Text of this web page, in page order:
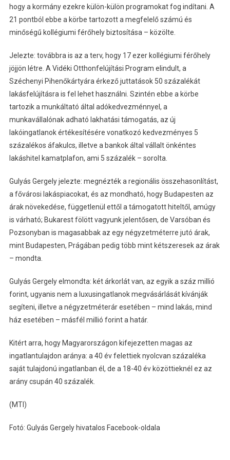
hogy a kormány ezekre külön-külön programokat fog indítani. A
21 pontból ebbe a körbe tartozott a megfelelő számú és
minőségű kollégiumi férőhely biztosítása – közölte.
Jelezte: továbbra is az a terv, hogy 17 ezer kollégiumi férőhely
jöjjön létre. A Vidéki Otthonfelújítási Program elindult, a
Széchenyi Pihenőkártyára érkező juttatások 50 százalékát
lakásfelújításra is fel lehet használni. Szintén ebbe a körbe
tartozik a munkáltató által adókedvezménnyel, a
munkavállalónak adható lakhatási támogatás, az új
lakóingatlanok értékesítésére vonatkozó kedvezményes 5
százalékos áfakulcs, illetve a bankok által vállalt önkéntes
lakáshitel kamatplafon, ami 5 százalék – sorolta.
Gulyás Gergely jelezte: megnézték a regionális összehasonlítást,
a fővárosi lakáspiacokat, és az mondható, hogy Budapesten az
árak növekedése, függetlenül ettől a támogatott hiteltől, amúgy
is várható; Bukarest fölött vagyunk jelentősen, de Varsóban és
Pozsonyban is magasabbak az egy négyzetméterre jutó árak,
mint Budapesten, Prágában pedig több mint kétszeresek az árak
– mondta.
Gulyás Gergely elmondta: két árkorlát van, az egyik a száz millió
forint, ugyanis nem a luxusingatlanok megvásárlását kívánják
segíteni, illetve a négyzetméterár esetében – mind lakás, mind
ház esetében – másfél millió forint a határ.
Kitért arra, hogy Magyarországon kifejezetten magas az
ingatlantulajdon aránya: a 40 év felettiek nyolcvan százaléka
saját tulajdonú ingatlanban él, de a 18-40 év közöttieknél ez az
arány csupán 40 százalék.
(MTI)
Fotó: Gulyás Gergely hivatalos Facebook-oldala